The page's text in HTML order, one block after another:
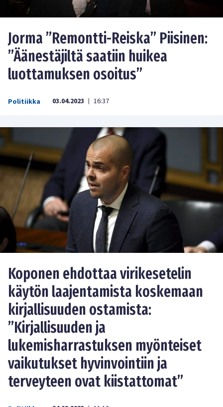
Jorma ”Remontti-Reiska” Piisinen:
”Äänestäjiltä saatiin huikea
luottamuksen osoitus”
Politiikka 03.04.2023 | 16:37
Koponen ehdottaa virikesetelin
käytön laajentamista koskemaan
kirjallisuuden ostamista:
”Kirjallisuuden ja
lukemisharrastuksen myönteiset
vaikutukset hyvinvointiin ja
terveyteen ovat kiistattomat”